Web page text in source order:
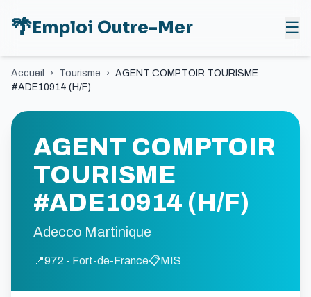
🌴Emploi Outre-Mer ☰
Accueil › Tourisme › AGENT COMPTOIR TOURISME
#ADE10914 (H/F)
AGENT COMPTOIR
TOURISME
#ADE10914 (H/F)
Adecco Martinique
📍972 - Fort-de-France📋MIS